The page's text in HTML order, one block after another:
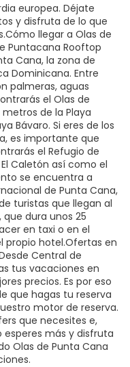
europea. Déjate
y disfruta de lo que
llegar a Olas de
Puntacana Rooftop
Cana, la zona de
Dominicana. Entre
palmeras, aguas
el Olas de
de la Playa
Bávaro. Si eres de los
es importante que
el Refugio de
Caletón así como el
se encuentra a
de Punta Cana,
turistas que llegan al
dura unos 25
en taxi o en el
propio hotel.Ofertas en
Central de
tus vacaciones en
precios. Es por eso
que hagas tu reserva
motor de reserva.
que necesites e,
esperes más y disfruta
Olas de Punta Cana